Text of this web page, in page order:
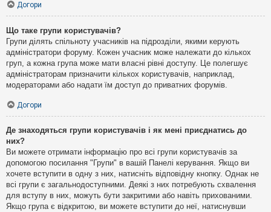
Догори
Що таке групи користувачів?
Групи ділять спільноту учасників на підрозділи, якими керують
адміністратори форуму. Кожен учасник може належати до кількох
груп, а кожна група може мати власні рівні доступу. Це полегшує
адміністраторам призначити кількох користувачів, наприклад,
модераторами або надати їм доступ до приватних форумів.
Догори
Де знаходяться групи користувачів і як мені приєднатись до
них?
Ви можете отримати інформацію про всі групи користувачів за
допомогою посилання "Групи" в вашій Панелі керування. Якщо ви
хочете вступити в одну з них, натисніть відповідну кнопку. Однак не
всі групи є загальнодоступними. Деякі з них потребують схвалення
для вступу в них, можуть бути закритими або навіть прихованими.
Якщо група є відкритою, ви можете вступити до неї, натиснувши